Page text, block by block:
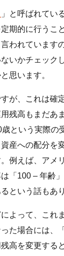
」と呼ばれてい
期的に行うこ
われています
いかチェック
思います。
が、これは確
残高もまだあ
という実際の
産への配分を
例えば、アメ
「100 – 年齢
という話もあ
よって、これ
た場合には、
高を変更する